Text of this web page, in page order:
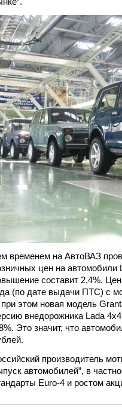
временем на АвтоВАЗ
цен на
составит 2,4%.
(по дате выдачи ПТС) с
этом новая модель
внедорожника Lada
Это значит, что
производитель
автомобилей”, в
Euro-4 и ростом